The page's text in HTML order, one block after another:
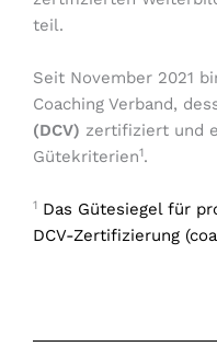
teil.
Seit November 2021
Coaching Verband,
(DCV) zertifiziert und
Gütekriterien1.
1 Das Gütesiegel für
DCV-Zertifizierung